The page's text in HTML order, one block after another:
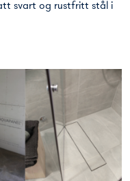
svart og rustfritt stål i